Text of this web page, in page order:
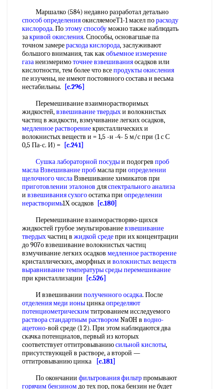
Маршалко (584) недавно разработал детально
способ определенияокисляемоеТ1-1 масел порасходу
кислорода. Поэтому способуможно также наблюдать
закривой окисления. Способы, основагшые па
точном замерерасхода кислорода, заслуживают
большого внимания, так какобъемное измерение
газанеизмеримоточнее взвешиванияосадков или
кислотности, тем более что всепродукты окисления
пе изучены, не имеют постоянного состава и весьма
нестабильны.
[c.296]
Перемешивание взаимнорастворимых
жидкостей,взвешивание твердыхи волокнистых
частиц в жидкости, взмучивание легких осадков,
медленное растворениекристаллических и
волокнистых веществ и = 1,5 -н -4- 5 м/с при (1 с С
0,5 Па-с. И) =
[c.241]
Сушка лабораторной посудыи подогрев проб
маслаВзвешивание пробмасла при определении
щелочного числаВзвешивание химикатов при
приготовлении эталонов дляспектрального анализа
и взвешивания сухогоостатка при определении
нерастворимь1Х осадков
[c.180]
Перемешивание взаиморастворяю-щихся
жидкостей грубое эмульгированиевзвешивание
твердыхчастиц в жидкой средепри их концентрации
до 907о взвешивание волокнистых частиц
взмучивание легких осадков медленное растворение
кристаллических, аморфных и волокнистых веществ
выравнивание температурысреды перемешивание
при кристаллизации
[c.526]
И взвешивании полученного осадка. После
отделения меди ионыцинкаопределяют
потенциометрическимтитрованием исследуемого
раствора стандартным растворомNaOH в водно-
ацетоно-вой среде (1 2). При этом наблюдаются два
скачка потенциалов, первый из которых
соответствует оттитровываниюсильной кислоты,
присутствующей в растворе, а второй —
оттитровыванию цинка
[c.181]
По окончании фильтрования фильтрпромывают
горячим бензиномдо тех пор, пока бензин не будет